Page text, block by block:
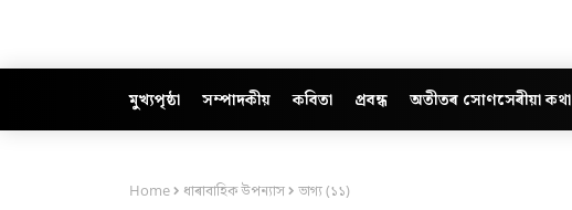
মুখ্যপৃষ্ঠা সম্পাদকীয় কবিতা প্ৰবন্ধ অতীতৰ সোণসেৰীয়া কথা
Home ধাৰাবাহিক উপন্যাস ভাগ্য (১১)